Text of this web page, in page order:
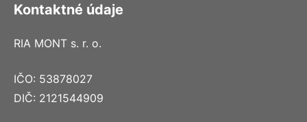
Kontaktné údaje
RIA MONT s. r. o.
IČO: 53878027
DIČ: 2121544909